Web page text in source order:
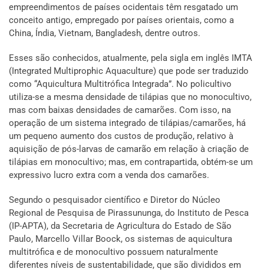
empreendimentos de países ocidentais têm resgatado um
conceito antigo, empregado por países orientais, como a
China, Índia, Vietnam, Bangladesh, dentre outros.
Esses são conhecidos, atualmente, pela sigla em inglês IMTA
(Integrated Multiprophic Aquaculture) que pode ser traduzido
como “Aquicultura Multitrófica Integrada”. No policultivo
utiliza-se a mesma densidade de tilápias que no monocultivo,
mas com baixas densidades de camarões. Com isso, na
operação de um sistema integrado de tilápias/camarões, há
um pequeno aumento dos custos de produção, relativo à
aquisição de pós-larvas de camarão em relação à criação de
tilápias em monocultivo; mas, em contrapartida, obtém-se um
expressivo lucro extra com a venda dos camarões.
Segundo o pesquisador científico e Diretor do Núcleo
Regional de Pesquisa de Pirassununga, do Instituto de Pesca
(IP-APTA), da Secretaria de Agricultura do Estado de São
Paulo, Marcello Villar Boock, os sistemas de aquicultura
multitrófica e de monocultivo possuem naturalmente
diferentes níveis de sustentabilidade, que são divididos em